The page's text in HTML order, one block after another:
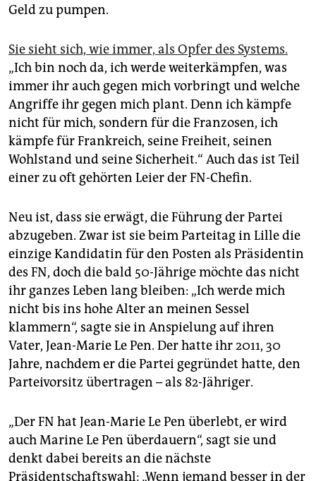
Geld zu pumpen.
Sie sieht sich, wie immer, als Opfer des Systems.
„Ich bin noch da, ich werde weiterkämpfen, was
immer ihr auch gegen mich vorbringt und welche
Angriffe ihr gegen mich plant. Denn ich kämpfe
nicht für mich, sondern für die Franzosen, ich
kämpfe für Frankreich, seine Freiheit, seinen
Wohlstand und seine Sicherheit.“ Auch das ist Teil
einer zu oft gehörten Leier der FN-Chefin.
Neu ist, dass sie erwägt, die Führung der Partei
abzugeben. Zwar ist sie beim Parteitag in Lille die
einzige Kandidatin für den Posten als Präsidentin
des FN, doch die bald 50-Jährige möchte das nicht
ihr ganzes Leben lang bleiben: „Ich werde mich
nicht bis ins hohe Alter an meinen Sessel
klammern“, sagte sie in Anspielung auf ihren
Vater, Jean-Marie Le Pen. Der hatte ihr 2011, 30
Jahre, nachdem er die Partei gegründet hatte, den
Parteivorsitz übertragen – als 82-Jähriger.
„Der FN hat Jean-Marie Le Pen überlebt, er wird
auch Marine Le Pen überdauern“, sagt sie und
denkt dabei bereits an die nächste
Präsidentschaftswahl: „Wenn jemand besser in der